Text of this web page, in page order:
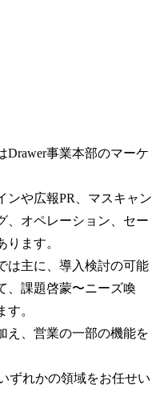
Drawer事業本部のマーケ
ンや広報PR、マスキャン
、オペレーション、セー
ます。
は主に、導入検討の可能
、課題啓蒙〜ニーズ喚
。
え、営業の一部の機能を
ずれかの領域をお任せい